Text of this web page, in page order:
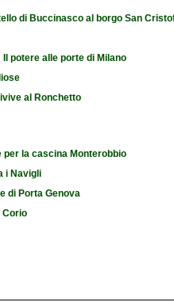
di Buccinasco al borgo San
potere alle porte di Milano
al Ronchetto
per la cascina Monterobbio
i Navigli
di Porta Genova
Corio